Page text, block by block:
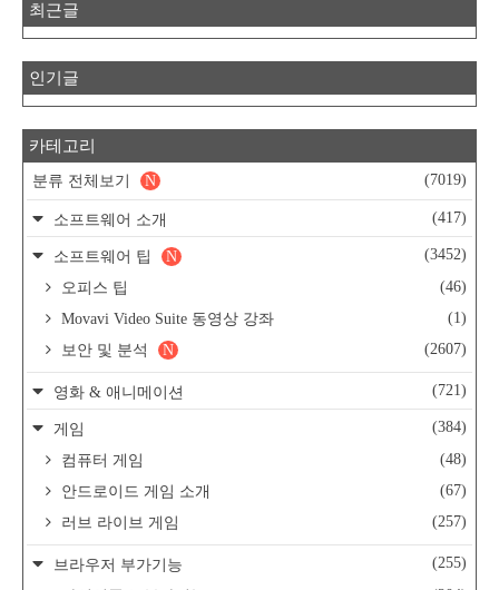
최근글
인기글
카테고리
분류 전체보기 (7019)
N
소프트웨어 소개 (417)
소프트웨어 팁 (3452)
N
오피스 팁
(46)
Movavi Video Suite 동영상 강좌
(1)
보안 및 분석
(2607)
N
영화 & 애니메이션 (721)
게임
(384)
컴퓨터 게임
(48)
안드로이드 게임 소개
(67)
러브 라이브 게임
(257)
브라우저 부가기능
(255)